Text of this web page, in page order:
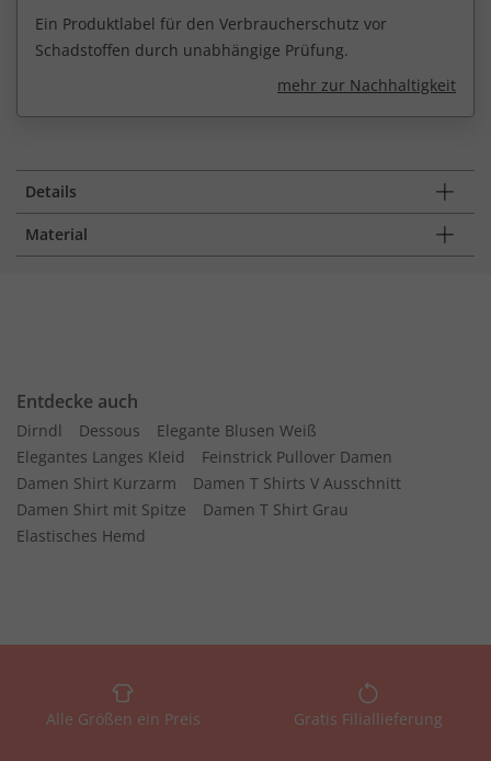
Ein Produktlabel für den Verbraucherschutz vor
Schadstoffen durch unabhängige Prüfung.
mehr zur Nachhaltigkeit
Details
Material
Entdecke auch
Dirndl Dessous
Elegante Blusen Weiß
Elegantes Langes Kleid
Feinstrick Pullover Damen
Damen Shirt Kurzarm
Damen T Shirts V Ausschnitt
Damen Shirt mit Spitze
Damen T Shirt Grau
Elastisches Hemd
Alle Größen ein Preis Gratis Filiallieferung